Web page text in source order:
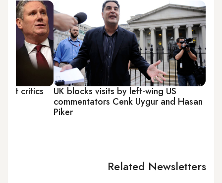
UK blocks visits by left-wing US
commentators Cenk Uygur and Hasan
Piker
at critics
Related Newsletters